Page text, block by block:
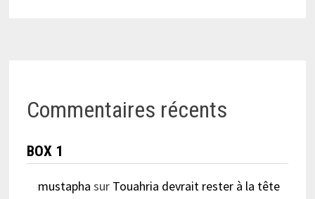
Commentaires récents
BOX 1
mustapha sur Touahria devrait rester à la tête